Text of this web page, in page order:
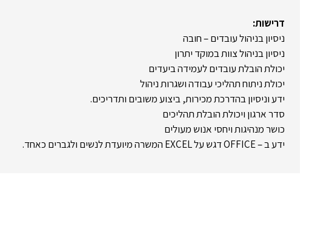
דרישות:
ניסיון בניהול עובדים – חובה
ניסיון בניהול צוות במוקד יתרון
יכולת הובלת עובדים לעמידה ביעדים
יכולת ניתוח תהליכי עבודה ושגרות ניהול
ידע וניסיון בהדרכת מכירות, ביצוע משובים ותדריכים.
סדר ארגון ויכולת הובלת תהליכים
כושר מנהיגות ויחסי אנוש מעולים
ידע ב – OFFICE דגש על EXCEL המשרה מיועדת לנשים ולגברים כאחד.